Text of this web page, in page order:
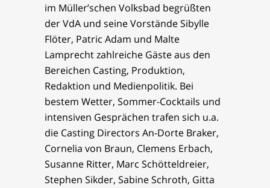
im Müller’schen Volksbad begrüßten
der VdA und seine Vorstände Sibylle
Flöter, Patric Adam und Malte
Lamprecht zahlreiche Gäste aus den
Bereichen Casting, Produktion,
Redaktion und Medienpolitik. Bei
bestem Wetter, Sommer-Cocktails und
intensiven Gesprächen trafen sich u.a.
die Casting Directors An-Dorte Braker,
Cornelia von Braun, Clemens Erbach,
Susanne Ritter, Marc Schötteldreier,
Stephen Sikder, Sabine Schroth, Gitta